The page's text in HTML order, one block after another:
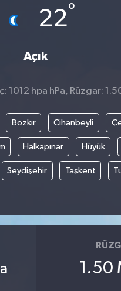
22°
Açık
1012 hpa hPa, Rüzgar:
Bozkır Cihanbeyli
Halkapınar Hüyük
Seydişehir Taşkent
1.50